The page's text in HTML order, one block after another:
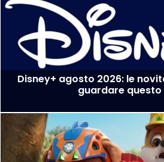
Disney+ agosto 2026: le
guardare questo